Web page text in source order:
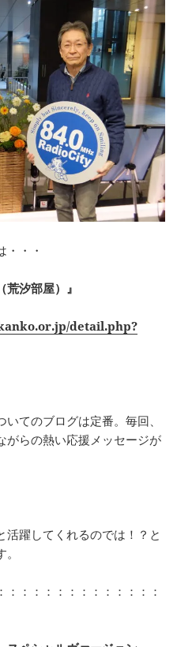
・・・
荒汐部屋）』
detail.php?
てのブログは定番。毎回、
がらの熱い応援メッセージが
活躍してくれるのでは！？と
：：：：：：：：：：：：：